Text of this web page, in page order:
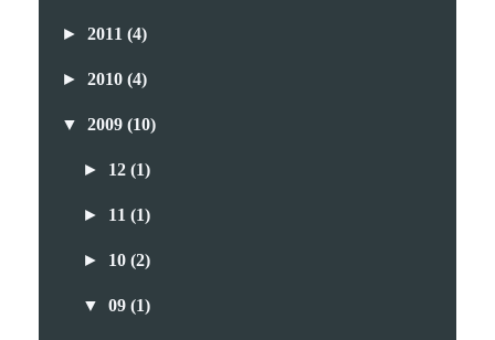
► 2011 (4)
► 2010 (4)
▼ 2009 (10)
► 12(1)
► 11(1)
► 10(2)
▼09(1)